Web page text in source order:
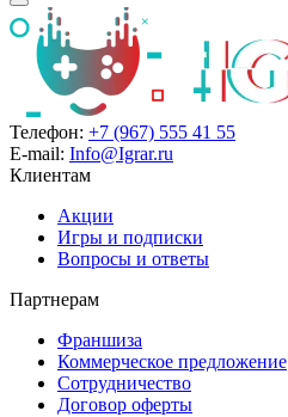
Телефон: +7 (967) 555 41 55
E-mail: Info@Igrar.ru
Клиентам
Акции
Игры и подписки
Вопросы и ответы
Партнерам
Франшиза
Коммерческое предложение
Сотрудничество
Договор оферты